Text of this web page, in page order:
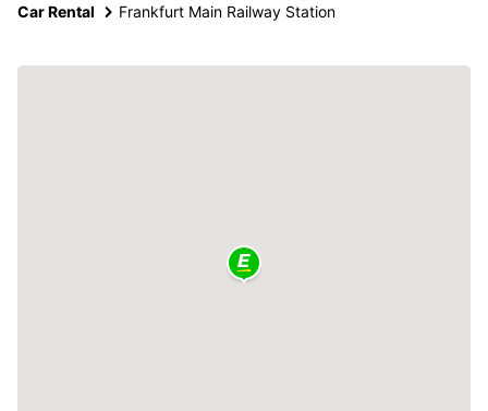
Car Rental Frankfurt Main Railway Station